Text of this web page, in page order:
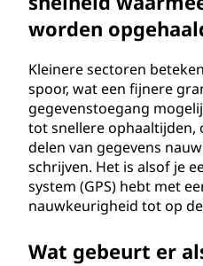
worden
Kleinere sectoren
spoor, wat een fijnere
gegevenstoegang
tot snellere ophaaltijden,
delen van gegevens
schrijven. Het is alsof je
system (GPS) hebt met
nauwkeurigheid tot op
Wat gebeurt er